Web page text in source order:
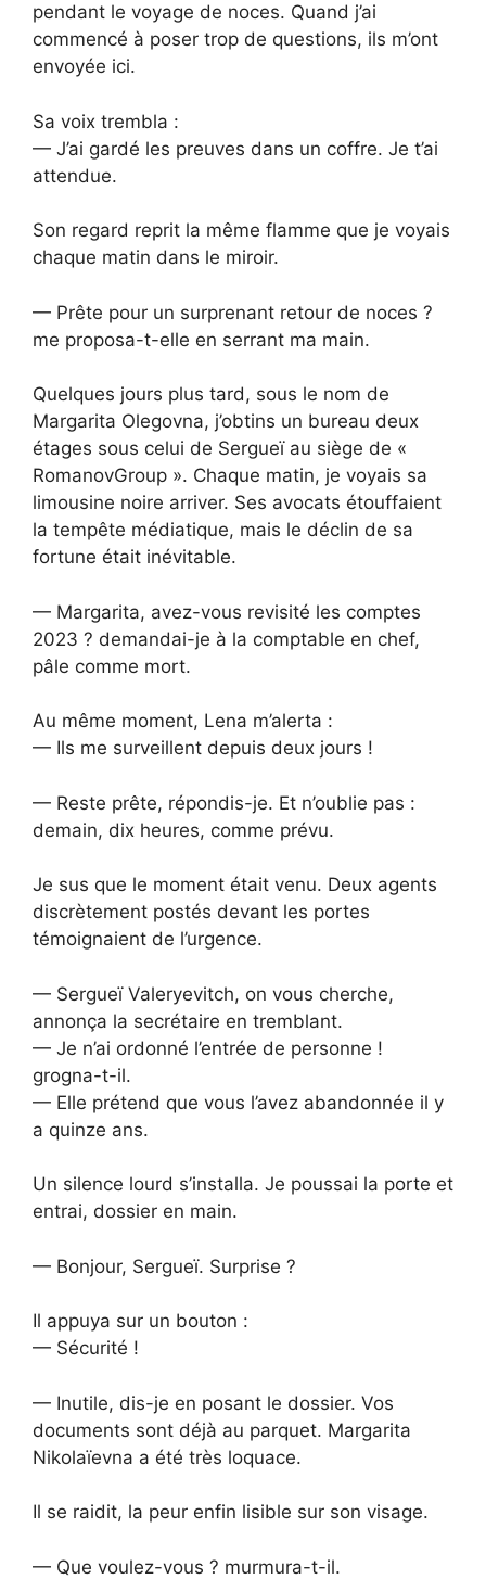
pendant le voyage de noces. Quand j’ai
commencé à poser trop de questions, ils m’ont
envoyée ici.
Sa voix trembla :
— J’ai gardé les preuves dans un coffre. Je t’ai
attendue.
Son regard reprit la même flamme que je voyais
chaque matin dans le miroir.
— Prête pour un surprenant retour de noces ?
me proposa-t-elle en serrant ma main.
Quelques jours plus tard, sous le nom de
Margarita Olegovna, j’obtins un bureau deux
étages sous celui de Sergueï au siège de «
RomanovGroup ». Chaque matin, je voyais sa
limousine noire arriver. Ses avocats étouffaient
la tempête médiatique, mais le déclin de sa
fortune était inévitable.
— Margarita, avez-vous revisité les comptes
2023 ? demandai-je à la comptable en chef,
pâle comme mort.
Au même moment, Lena m’alerta :
— Ils me surveillent depuis deux jours !
— Reste prête, répondis-je. Et n’oublie pas :
demain, dix heures, comme prévu.
Je sus que le moment était venu. Deux agents
discrètement postés devant les portes
témoignaient de l’urgence.
— Sergueï Valeryevitch, on vous cherche,
annonça la secrétaire en tremblant.
— Je n’ai ordonné l’entrée de personne !
grogna-t-il.
— Elle prétend que vous l’avez abandonnée il y
a quinze ans.
Un silence lourd s’installa. Je poussai la porte et
entrai, dossier en main.
— Bonjour, Sergueï. Surprise ?
Il appuya sur un bouton :
— Sécurité !
— Inutile, dis-je en posant le dossier. Vos
documents sont déjà au parquet. Margarita
Nikolaïevna a été très loquace.
Il se raidit, la peur enfin lisible sur son visage.
— Que voulez-vous ? murmura-t-il.